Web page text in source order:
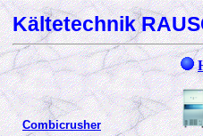
Kältetechnik
Combicrusher